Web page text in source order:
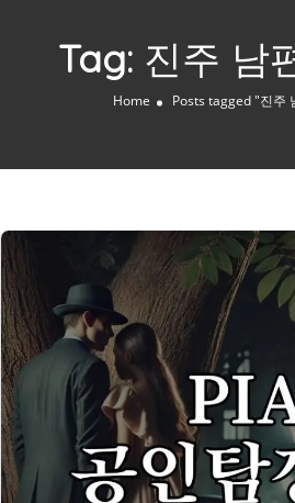
Tag: 진주 남
Home Posts tagged "진주